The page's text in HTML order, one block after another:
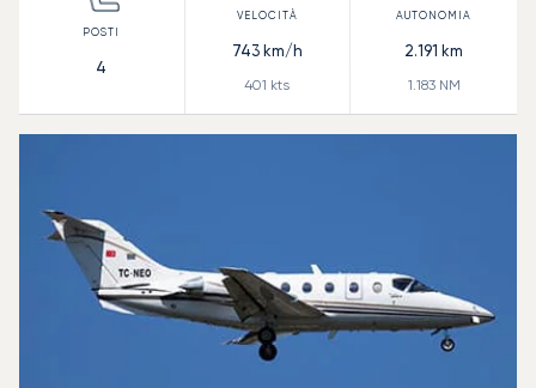
4
743km/h
401 kts
2.191 km
1.183NM